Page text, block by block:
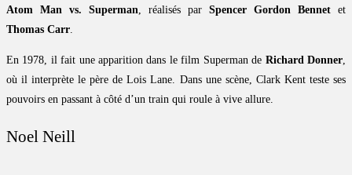
Atom Man vs. Superman , réalisés par Spencer Gordon Bennet et
Thomas Carr
En 1978, il fait une apparition dans le film Superman de Richard Donner
où il interprète le père de Lois Lane. Dans une scène, Clark Kent teste ses
pouvoirs en passant à côté d’un train qui roule à vive allure.
Noel Neill